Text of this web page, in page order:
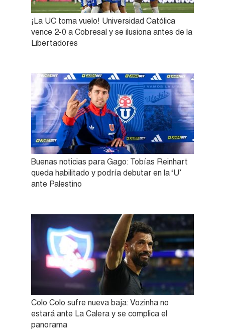
¡La UC toma vuelo! Universidad Católica
vence 2-0 a Cobresal y se ilusiona antes de la
Libertadores
Buenas noticias para Gago: Tobías Reinhart
queda habilitado y podría debutar en la ‘U’
ante Palestino
Colo Colo sufre nueva baja: Vozinha no
estará ante La Calera y se complica el
panorama